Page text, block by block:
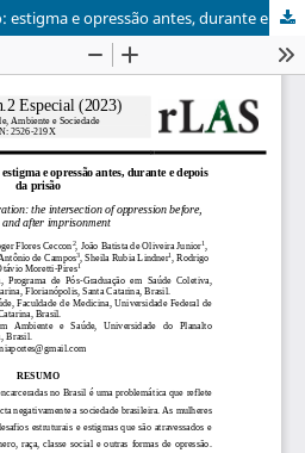
Encarceramento feminino: estigma e opressão antes, durante e depois da prisão